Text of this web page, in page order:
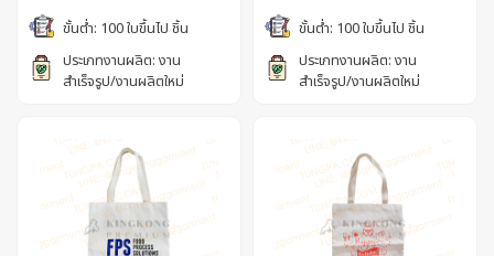
ขั้นต่ำ: 100 ใบขึ้นไป ชิ้น
ประเภทงานผลิต: งาน
สำเร็จรูป/งานผลิตใหม่
ขั้นต่ำ: 100 ใบขึ้นไป ชิ้น
ประเภทงานผลิต: งาน
สำเร็จรูป/งานผลิตใหม่